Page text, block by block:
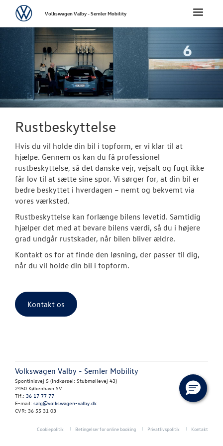
NYE
Bestil tid på
Koncepter og
Vejhjælp
Hente/
Lånecykel
Volkswagen
Service 5+ til
Volkswagen
Toggle
VolkswagenVolkswagen Valby - Semler Mobility
Rustbeskyttelse
Hvis du vil holde din bil i topform, er vi klar til at
hjælpe. Gennem os kan du få professionel
rustbeskyttelse, så det danske vejr, vejsalt og fugt ikke
får lov til at sætte sine spor. Vi sørger for, at din bil er
bedre beskyttet i hverdagen – nemt og bekvemt via
vores værksted.
Rustbeskyttelse kan forlænge bilens levetid. Samtidig
hjælper det med at bevare bilens værdi, så du i højere
grad undgår rustskader, når bilen bliver ældre.
Kontakt os for at finde den løsning, der passer til dig,
når du vil holde din bil i topform.
Kontakt os
Volkswagen Valby - Semler Mobility
Spontinisvej 5 (Indkørsel: Stubmøllevej 43)
2450 København SV
Tlf.: 36 17 77 77
E-mail: salg@volkswagen-valby.dk
CVR: 36 55 31 03
Cookiepolitik Betingelser for online booking Privatlivspolitik Kontakt